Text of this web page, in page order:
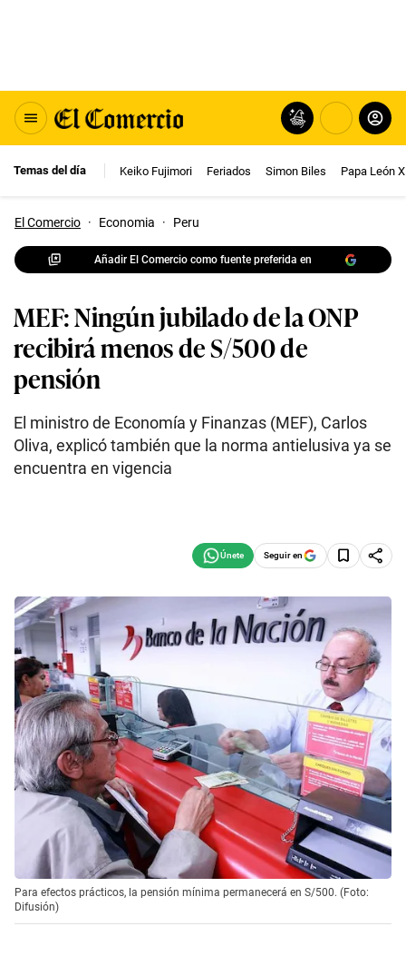
Temas del día Keiko Fujimori Feriados Simon Biles Papa León
El Comercio · Economia · Peru
Añadir El Comercio como fuente preferida en
MEF: Ningún jubilado de la ONP
recibirá menos de S/500 de
pensión
El ministro de Economía y Finanzas (MEF), Carlos
Oliva, explicó también que la norma antielusiva ya se
encuentra en vigencia
Seguir en
Para efectos prácticos, la pensión mínima permanecerá en S/500. (Foto:
Difusión)